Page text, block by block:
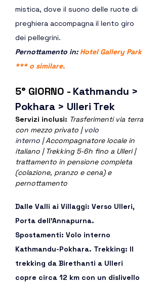
mistica, dove il suono delle ruote di
preghiera accompagna il lento giro
dei pellegrini.
Pernottamento in: Hotel Gallery Park
*** o similare.
5° GIORNO - Kathmandu >
Pokhara > Ulleri Trek
Servizi inclusi: Trasferimenti via terra
con mezzo privato | volo
interno | Accompagnatore locale in
italiano | Trekking 5-6h fino a Ulleri |
trattamento in pensione completa
(colazione, pranzo e cena) e
pernottamento
Dalle Valli ai Villaggi: Verso Ulleri,
Porta dell’Annapurna.
Spostamenti: Volo interno
Kathmandu-Pokhara. Trekking: Il
trekking da Birethanti a Ulleri
copre circa 12 km con un dislivello